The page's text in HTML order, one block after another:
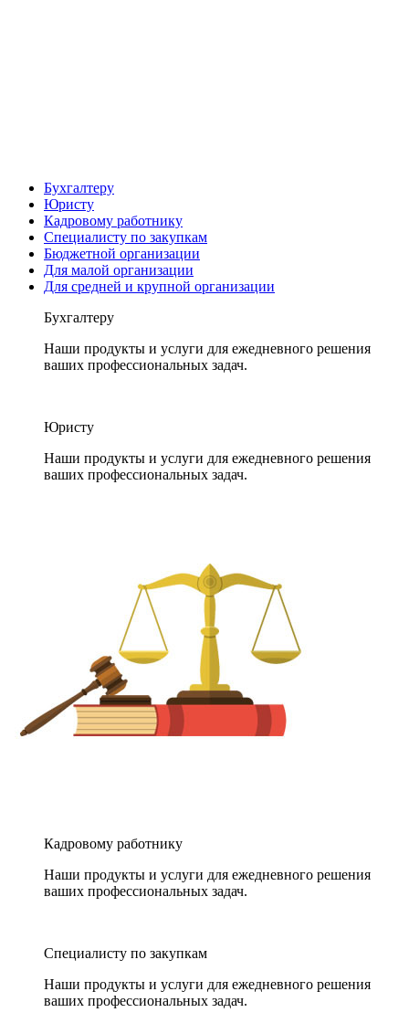
Бухгалтеру
Юристу
Кадровому работнику
Специалисту по закупкам
Бюджетной организации
Для малой организации
Для средней и крупной организации
Бухгалтеру
Наши продукты и услуги для ежедневного решения
ваших профессиональных задач.
Юристу
Наши продукты и услуги для ежедневного решения
ваших профессиональных задач.
Кадровому работнику
Наши продукты и услуги для ежедневного решения
ваших профессиональных задач.
Специалисту по закупкам
Наши продукты и услуги для ежедневного решения
ваших профессиональных задач.